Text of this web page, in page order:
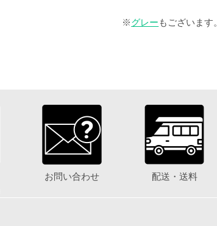
※グレーもございます。
お問い合わせ 配送・送料